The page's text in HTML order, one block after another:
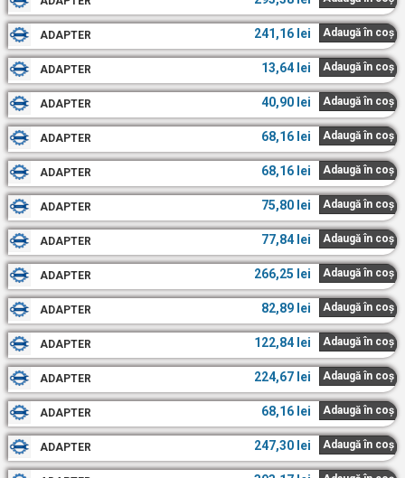
ADAPTER 241,16 lei Adaugă în coș
ADAPTER 13,64 lei Adaugă în coș
ADAPTER 40,90 lei Adaugă în coș
ADAPTER 68,16 lei Adaugă în coș
ADAPTER 68,16 lei Adaugă în coș
ADAPTER 75,80 lei Adaugă în coș
ADAPTER 77,84 lei Adaugă în coș
ADAPTER 266,25 lei Adaugă în coș
ADAPTER 82,89 lei Adaugă în coș
ADAPTER 122,84 lei Adaugă în coș
ADAPTER 224,67 lei Adaugă în coș
ADAPTER 68,16 lei Adaugă în coș
ADAPTER 247,30 lei Adaugă în coș